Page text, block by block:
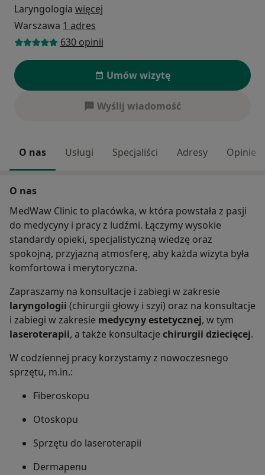
Laryngologia więcej
Warszawa 1 adres
630 opinii
Umów wizytę
Wyślij wiadomość
O nas Usługi Specjaliści Adresy Opinie
O nas
MedWaw Clinic to placówka, w która powstała z pasji
do medycyny i pracy z ludźmi. Łączymy wysokie
standardy opieki, specjalistyczną wiedzę oraz
spokojną, przyjazną atmosferę, aby każda wizyta była
komfortowa i merytoryczna.
Zapraszamy na konsultacje i zabiegi w zakresie
laryngologii (chirurgii głowy i szyi) oraz na konsultacje
i zabiegi w zakresie medycyny estetycznej, w tym
laseroterapii, a także konsultacje chirurgii dziecięcej.
W codziennej pracy korzystamy z nowoczesnego
sprzętu, m.in.:
Fiberoskopu
Otoskopu
Sprzętu do laseroterapii
Dermapenu